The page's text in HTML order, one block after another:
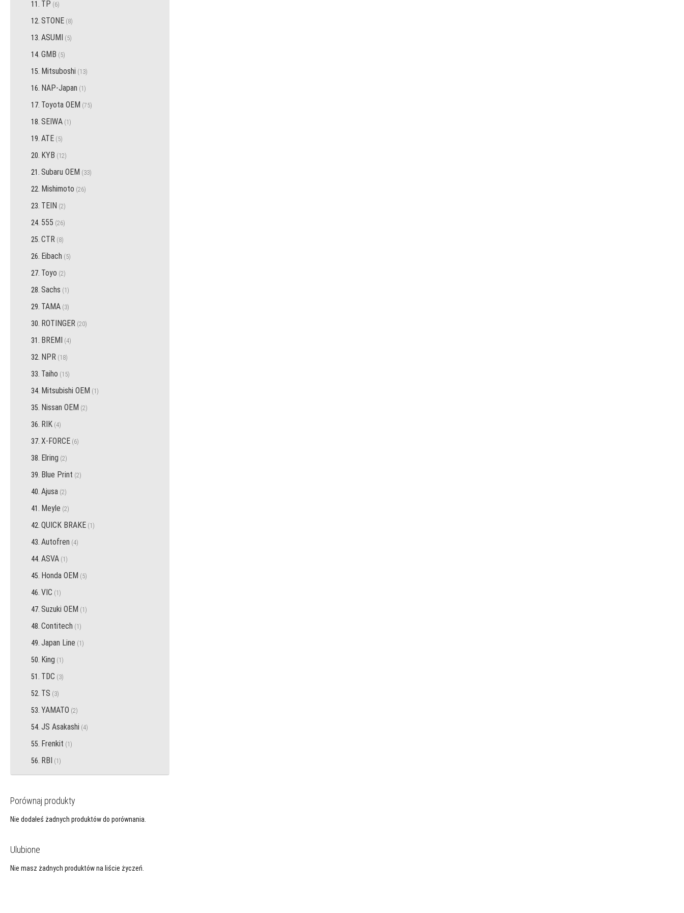
TP 6
przedmiotów
STONE 8
przedmiotów
ASUMI 5
przedmiotów
GMB 5
przedmiotów
Mitsuboshi 13
przedmiotów
NAP-Japan 1
przedmiot
Toyota OEM 75
przedmiotów
SEIWA 1
przedmiot
ATE 5
przedmiotów
KYB 12
przedmiotów
Subaru OEM 33
przedmiotów
Mishimoto 26
przedmiotów
TEIN 2
przedmiotów
555 26
przedmiotów
CTR 8
przedmiotów
Eibach 5
przedmiotów
Toyo 2
przedmiotów
Sachs 1
przedmiot
TAMA 3
przedmiotów
ROTINGER 20
przedmiotów
BREMI 4
przedmiotów
NPR 18
przedmiotów
Taiho 15
przedmiotów
Mitsubishi OEM 1
przedmiot
Nissan OEM 2
przedmiotów
RIK 4
przedmiotów
X-FORCE 6
przedmiotów
Elring 2
przedmiotów
Blue Print 2
przedmiotów
Ajusa 2
przedmiotów
Meyle 2
przedmiotów
QUICK BRAKE 1
przedmiot
Autofren 4
przedmiotów
ASVA 1
przedmiot
Honda OEM 5
przedmiotów
VIC 1
przedmiot
Suzuki OEM 1
przedmiot
Contitech 1
przedmiot
Japan Line 1
przedmiot
King 1
przedmiot
TDC 3
przedmiotów
TS 3
przedmiotów
YAMATO 2
przedmiotów
JS Asakashi 4
przedmiotów
Frenkit 1
przedmiot
RBI 1
przedmiot
Porównaj produkty
Nie dodałeś żadnych produktów do porównania.
Ulubione
Nie masz żadnych produktów na liście życzeń.